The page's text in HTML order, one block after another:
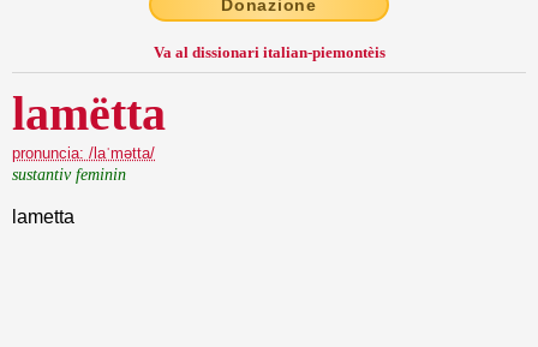
Donazione
Va al dissionari italian-piemontèis
lamëtta
pronuncia: /laˈmətta/
sustantiv feminin
lametta